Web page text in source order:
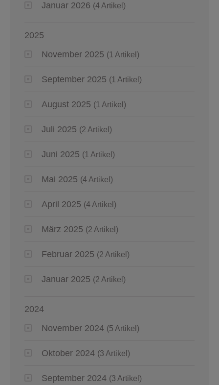
Januar 2026 (4 Artikel)
2025
November 2025 (1 Artikel)
September 2025 (1 Artikel)
August 2025 (1 Artikel)
Juli 2025 (2 Artikel)
Juni 2025 (1 Artikel)
Mai 2025 (4 Artikel)
April 2025 (4 Artikel)
März 2025 (2 Artikel)
Februar 2025 (2 Artikel)
Januar 2025 (2 Artikel)
2024
November 2024 (5 Artikel)
Oktober 2024 (3 Artikel)
September 2024 (3 Artikel)